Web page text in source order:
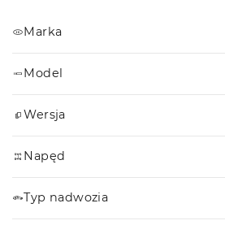
Marka
Model
Wersja
Napęd
Typ nadwozia